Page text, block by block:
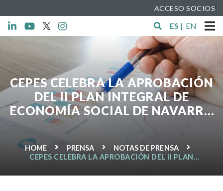
ACCESO SOCIOS
ES | EN
CEPES CELEBRA LA APROBACIÓN
DEL II PLAN INTEGRAL DE
ECONOMÍA SOCIAL DE NAVARRA
2021-2024
HOME PRENSA
NOTAS DE PRENSA
CEPES CELEBRA LA APROBACIÓN DEL II PLAN
2024